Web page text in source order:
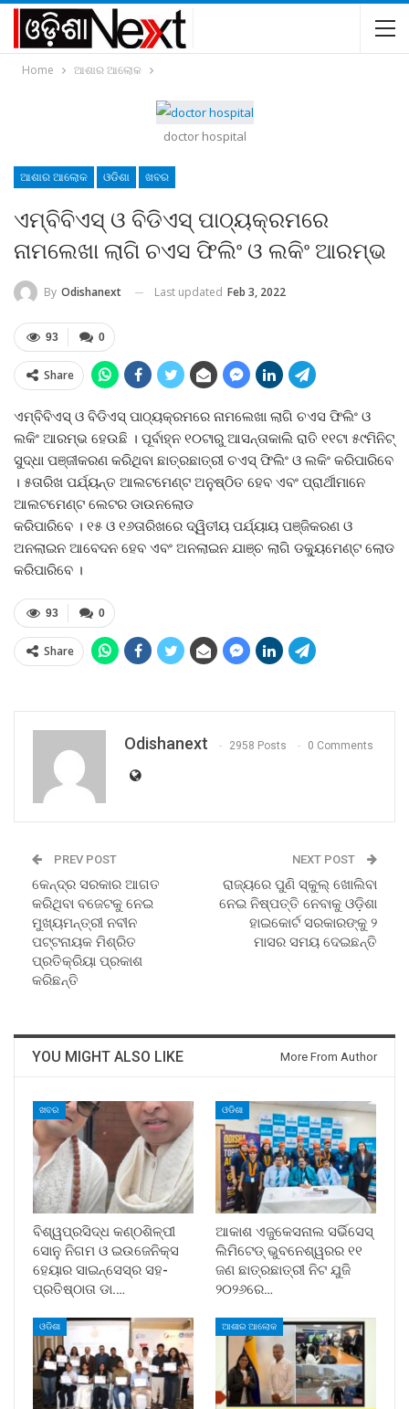
Home ଆଶାର ଆଲୋକ
doctor hospital
ଆଶାର ଆଲୋକ ଓଡିଶା ଖବର
ଏମ୍‍ବିବିଏସ୍‍ ଓ ବିଡିଏସ୍‍ ପାଠ୍ୟକ୍ରମରେ
ନାମଲେଖା ଲାଗି ଚଏସ ଫିଲିଂ ଓ ଲକିଂ ଆରମ୍ଭ
By Odishanext Last updated Feb 3, 2022
0
93
Share
ଏମ୍‍ବିବିଏସ୍‍ ଓ ବିଡିଏସ୍‍ ପାଠ୍ୟକ୍ରମରେ ନାମଲେଖା ଲାଗି ଚଏସ ଫିଲିଂ ଓ
ଲକିଂ ଆରମ୍ଭ ହେଉଛି । ପୂର୍ବାହ୍ନ ୧୦ଟାରୁ ଆସନ୍ତାକାଲି ରାତି ୧୧ଟା ୫୯ମିନିଟ୍‍
ସୁଦ୍ଧା ପଞ୍ଜୀକରଣ କରିଥିବା ଛାତ୍ରଛାତ୍ରୀ ଚଏସ୍‍ ଫିଲିଂ ଓ ଲକିଂ କରିପାରିବେ
। ୫ତାରିଖ ପର୍ଯ୍ୟନ୍ତ ଆଲଟମେଣ୍ଟ ଅନୁଷ୍ଠିତ ହେବ ଏବଂ ପ୍ରାର୍ଥୀମାନେ
ଆଲଟମେଣ୍ଟ ଲେଟର ଡାଉନଲୋଡ
କରିପାରିବେ । ୧୫ ଓ ୧୬ତାରିଖରେ ଦ୍ୱିତୀୟ ପର୍ଯ୍ୟାୟ ପଞ୍ଜିକରଣ ଓ
ଅନଲାଇନ ଆବେଦନ ହେବ ଏବଂ ଅନଲାଇନ ଯାଞ୍ଚ ଲାଗି ଡକ୍ୟୁମେଣ୍ଟ ଲୋଡ
କରିପାରିବେ ।
0
93
Share
Odishanext 2958 Posts 0 Comments
PREV POST
କେନ୍ଦ୍ର ସରକାର ଆଗତ
କରିଥିବା ବଜେଟକୁ ନେଇ
ମୁଖ୍ୟମନ୍ତ୍ରୀ ନବୀନ
ପଟ୍ଟନାୟକ ମିଶ୍ରିତ
ପ୍ରତିକ୍ରିୟା ପ୍ରକାଶ
କରିଛନ୍ତି
NEXT POST
ରାଜ୍ୟରେ ପୁଣି ସ୍କୁଲ୍‍ ଖୋଲିବା
ନେଇ ନିଷ୍ପତ୍ତି ନେବାକୁ ଓଡ଼ିଶା
ହାଇକୋର୍ଟ ସରକାରଙ୍କୁ ୨
ମାସର ସମୟ ଦେଇଛନ୍ତି
YOU MIGHT ALSO LIKE More From Author
ଖବର
ବିଶ୍ୱପ୍ରସିଦ୍ଧ କଣ୍ଠଶିଳ୍ପୀ
ସୋନୁ ନିଗମ ଓ ଇଉଜେନିକ୍ସ
ହେୟାର ସାଇନ୍ସେସ୍ର ସହ-
ପ୍ରତିଷ୍ଠାତା ଡା.…
ଓଡିଶା
ଆକାଶ ଏଜୁକେସନାଲ ସର୍ଭିସେସ୍
ଲିମିଟେଡ୍ ଭୁବନେଶ୍ୱରର ୧୧
ଜଣ ଛାତ୍ରଛାତ୍ରୀ ନିଟ ଯୁଜି
୨୦୨୬ରେ…
ଓଡିଶା ଆଶାର ଆଲୋକ